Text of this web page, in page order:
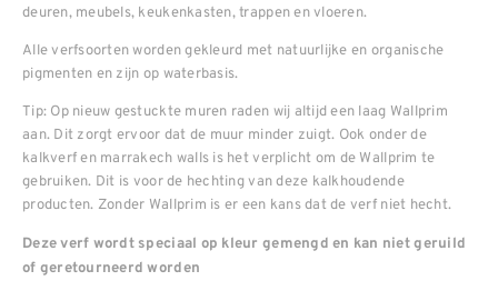
deuren, meubels, keukenkasten, trappen en vloeren.
Alle verfsoorten worden gekleurd met natuurlijke en organische
pigmenten en zijn op waterbasis.
Tip: Op nieuw gestuckte muren raden wij altijd een laag Wallprim
aan. Dit zorgt ervoor dat de muur minder zuigt. Ook onder de
kalkverf en marrakech walls is het verplicht om de Wallprim te
gebruiken. Dit is voor de hechting van deze kalkhoudende
producten. Zonder Wallprim is er een kans dat de verf niet hecht.
Deze verf wordt speciaal op kleur gemengd en kan niet geruild
of geretourneerd worden